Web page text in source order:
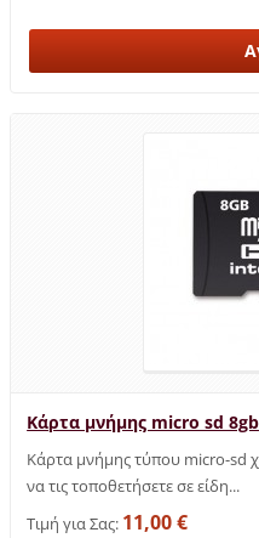
Κάρτα μνήμης micro sd 8gb
Κάρτα μνήμης τύπου micro-sd
να τις τοποθετήσετε σε είδη...
Τιμή για Σας: 11,00 €